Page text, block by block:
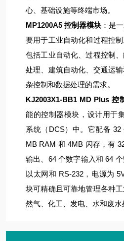
心、基础设施等终端市场。
MP1200A5 控制器模块 ：是
要用于工业自动化和过程控
包括工业自动化、过程控制
处理、建筑自动化、交通运
杂控制和数据处理的需求。
KJ2003X1-BB1 MD Plus 控
能的控制器模块，设计用于
系统（DCS）中。它配备
MB RAM 和 4MB 闪存，有
输出、64 个数字输入和 64
以太网和 RS-232，电源为
块可精确且可靠地管理各种
然气、化工、发电、水和废水